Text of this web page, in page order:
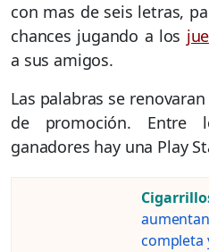
con mas de seis letras,
chances jugando a los
a sus amigos.
Las palabras se
de promoción. Entre
ganadores hay una Play
completa